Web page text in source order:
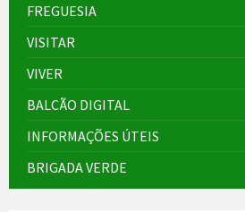
FREGUESIA
VISITAR
VIVER
BALCÃO DIGITAL
INFORMAÇÕES ÚTEIS
BRIGADA VERDE